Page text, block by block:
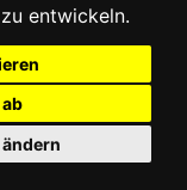
entwickeln.
Links. Kommt
wir mit einer Provision
der Forenbeiträge